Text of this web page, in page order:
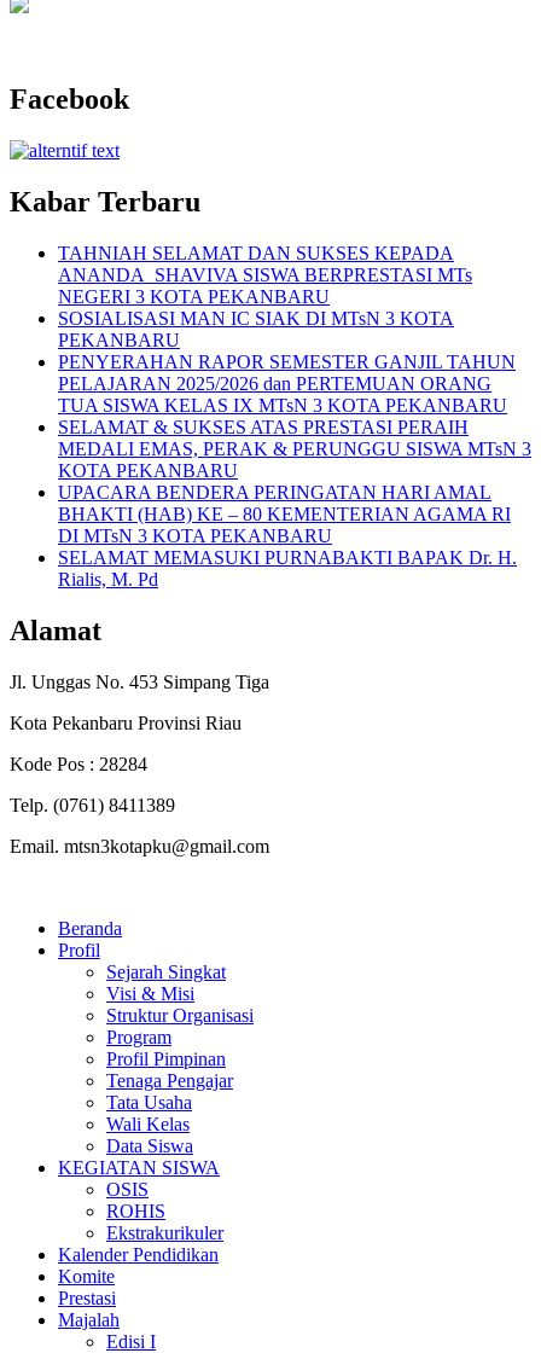
Facebook
Kabar Terbaru
TAHNIAH SELAMAT DAN SUKSES KEPADA
ANANDA SHAVIVA SISWA BERPRESTASI MTs
NEGERI 3 KOTA PEKANBARU
SOSIALISASI MAN IC SIAK DI MTsN 3 KOTA
PEKANBARU
PENYERAHAN RAPOR SEMESTER GANJIL TAHUN
PELAJARAN 2025/2026 dan PERTEMUAN ORANG
TUA SISWA KELAS IX MTsN 3 KOTA PEKANBARU
SELAMAT & SUKSES ATAS PRESTASI PERAIH
MEDALI EMAS, PERAK & PERUNGGU SISWA MTsN 3
KOTA PEKANBARU
UPACARA BENDERA PERINGATAN HARI AMAL
BHAKTI (HAB) KE – 80 KEMENTERIAN AGAMA RI
DI MTsN 3 KOTA PEKANBARU
SELAMAT MEMASUKI PURNABAKTI BAPAK Dr. H.
Rialis, M. Pd
Alamat
Jl. Unggas No. 453 Simpang Tiga
Kota Pekanbaru Provinsi Riau
Kode Pos : 28284
Telp. (0761) 8411389
Email. mtsn3kotapku@gmail.com
Beranda
Profil
Sejarah Singkat
Visi & Misi
Struktur Organisasi
Program
Profil Pimpinan
Tenaga Pengajar
Tata Usaha
Wali Kelas
Data Siswa
KEGIATAN SISWA
OSIS
ROHIS
Ekstrakurikuler
Kalender Pendidikan
Komite
Prestasi
Majalah
Edisi I